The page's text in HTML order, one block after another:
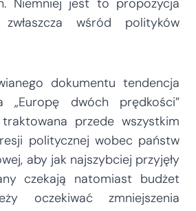
zwłaszcza wśród polityków
dokumentu tendencja
„Europę dwóch prędkości”
przede wszystkim
politycznej wobec państw
aby jak najszybciej przyjęły
czekają natomiast budżet
oczekiwać zmniejszenia